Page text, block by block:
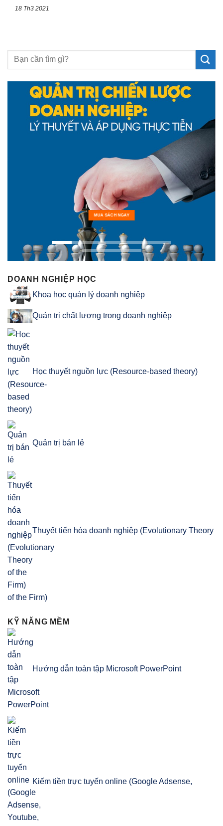
18 Th3 2021
MUA SÁCH NGAY
DOANH NGHIỆP HỌC
Khoa học quản lý doanh nghiệp
Quản trị chất lượng trong doanh nghiệp
Học thuyết nguồn lực (Resource-based theory)
Quản trị bán lẻ
Thuyết tiến hóa doanh nghiệp (Evolutionary Theory
of the Firm)
KỸ NĂNG MỀM
Hướng dẫn toàn tập Microsoft PowerPoint
Kiếm tiền trực tuyến online (Google Adsense,